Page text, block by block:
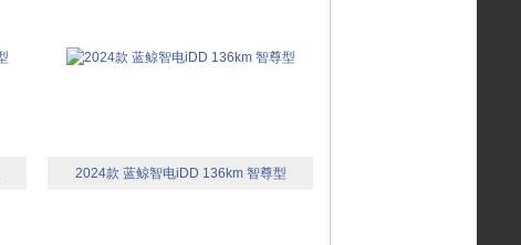
2024款 蓝鲸智电iDD 136km 智尊型